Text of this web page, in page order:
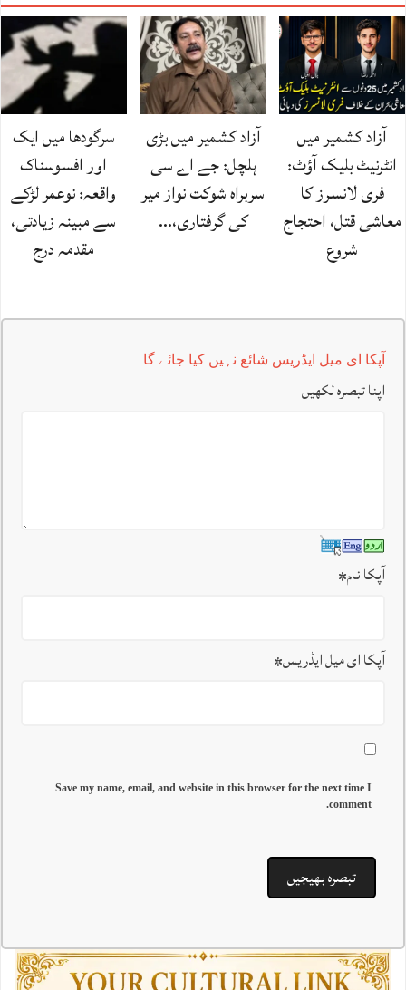
آزاد کشمیر میں
انٹرنیٹ بلیک آؤٹ:
فری لانسرز کا
معاشی قتل، احتجاج
شروع
آزاد کشمیر میں بڑی
ہلچل: جے اے سی
سربراہ شوکت نواز میر
کی گرفتاری،…
سرگودھا میں ایک
اور افسوسناک
واقعہ: نوعمر لڑکے
سے مبینہ زیادتی،
مقدمہ درج
آپکا ای میل ایڈریس شائع نہیں کیا جائے گا
اپنا تبصرہ لکھیں
آپکا نام*
آپکا ای میل ایڈریس*
Save my name, email, and website in this browser for the next time I
comment.